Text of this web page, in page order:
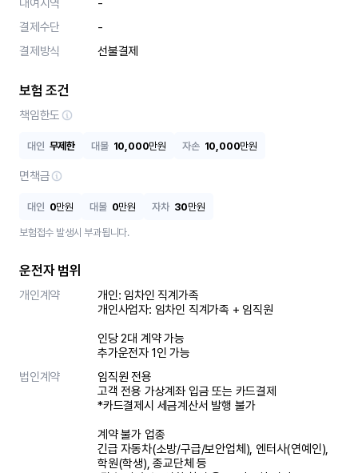
대여지역
-
결제수단
-
결제방식
선불결제
보험 조건
책임한도
대인 무제한 대물 10,000만원 자손 10,000만원
면책금
대인 0만원 대물 0만원 자차 30만원
보험접수 발생시 부과됩니다.
운전자 범위
개인계약
개인: 임차인 직계가족
개인사업자: 임차인 직계가족 + 임직원
인당 2대 계약 가능
추가운전자 1인 가능
법인계약
임직원 전용
고객 전용 가상계좌 입금 또는 카드결제
*카드결제시 세금계산서 발행 불가
계약 불가 업종
긴급 자동차(소방/구급/보안업체), 엔터사(연예인),
학원(학생), 종교단체 등